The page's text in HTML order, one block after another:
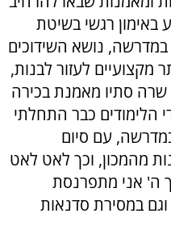
רגשי בשיטת
נושא השידוכים
מקצועיים לעזור לבנות,
סתיו מאמנת בכירה
הלימודים כבר התחלתי
עם סיום
מהמכון, וכך לאט לאט
ה' אני מתפרנסת
במסירת סדנאות